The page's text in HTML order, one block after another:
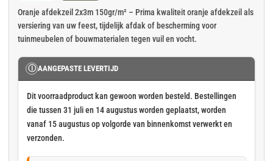
opklant
waarderingen
prijs
was:
prijs
is:
Oranje afdekzeil 2x3m 150gr/m² – Prima kwaliteit oranje afdekzeil als
versiering van uw feest, tijdelijk afdak of bescherming voor
tuinmeubelen of bouwmaterialen tegen vuil en vocht.
Ⓘ AANGEPASTE LEVERTIJD
Dit voorraadproduct kan gewoon worden besteld. Bestellingen
die tussen 31 juli en 14 augustus worden geplaatst, worden
vanaf 15 augustus op volgorde van binnenkomst verwerkt en
verzonden.